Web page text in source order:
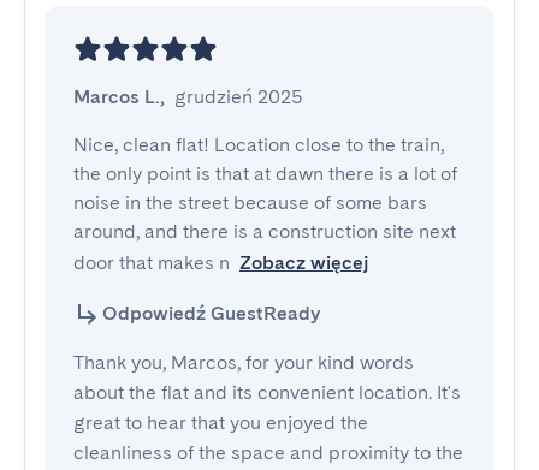
Marcos L., grudzień 2025
Nice, clean flat! Location close to the train,
the only point is that at dawn there is a lot of
noise in the street because of some bars
around, and there is a construction site next
door that makes n Zobacz więcej
Odpowiedź GuestReady
Thank you, Marcos, for your kind words
about the flat and its convenient location. It's
great to hear that you enjoyed the
cleanliness of the space and proximity to the